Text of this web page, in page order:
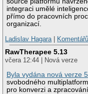
integraci umělé
přímo do pracovních
organizací.
Ladislav Hagara
RawTherapee 5.13
včera 12:44 | Nová verze
Byla vydána nová verze
svobodného
pro konverzi a